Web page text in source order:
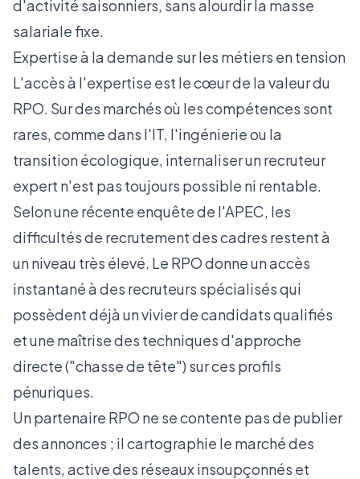
d'activité saisonniers, sans alourdir la masse
salariale fixe.
Expertise à la demande sur les métiers en tension
L'accès à l'expertise est le cœur de la valeur du
RPO. Sur des marchés où les compétences sont
rares, comme dans l'IT, l'ingénierie ou la
transition écologique, internaliser un recruteur
expert n'est pas toujours possible ni rentable.
Selon une récente enquête de l'APEC, les
difficultés de recrutement des cadres restent à
un niveau très élevé. Le RPO donne un accès
instantané à des recruteurs spécialisés qui
possèdent déjà un vivier de candidats qualifiés
et une maîtrise des techniques d'approche
directe ("chasse de tête") sur ces profils
pénuriques.
Un partenaire RPO ne se contente pas de publier
des annonces ; il cartographie le marché des
talents, active des réseaux insoupçonnés et